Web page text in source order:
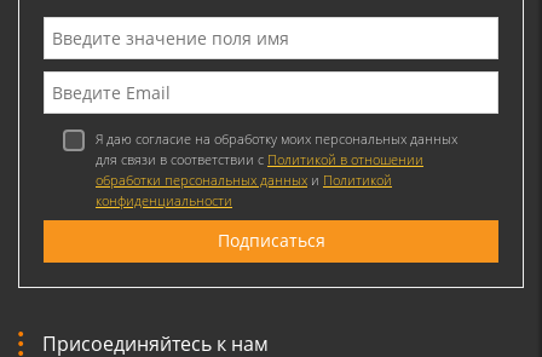
Я даю согласие на обработку моих персональных данных
для связи в соответствии с Политикой в отношении
обработки персональных данных и Политикой
конфиденциальности
Присоединяйтесь к нам